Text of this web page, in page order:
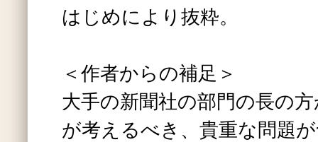
はじめにより抜粋。
＜作者からの補足＞
大手の新聞社の部門の長の
が考えるべき、貴重な問題